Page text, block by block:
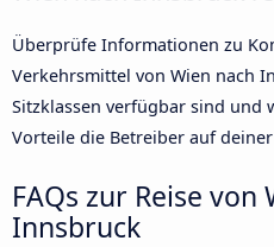
Überprüfe Informationen zu
Verkehrsmittel von Wien nach
Sitzklassen verfügbar sind und
Vorteile die Betreiber auf
FAQs zur Reise von
Innsbruck